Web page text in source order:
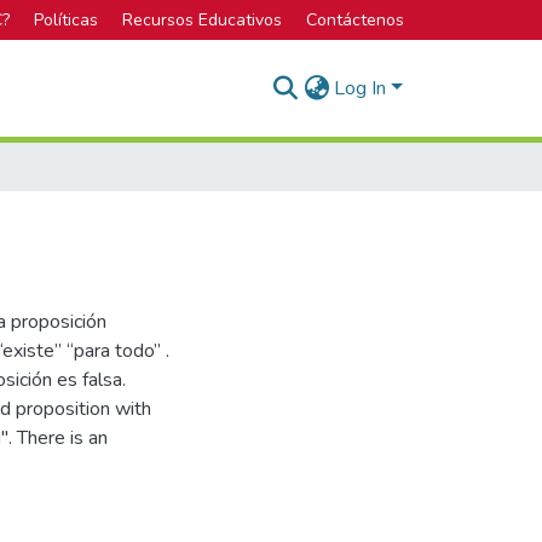
Políticas Recursos Educativos Contáctenos
Log In
proposición
“para todo” .
es falsa.
proposition with
There is an